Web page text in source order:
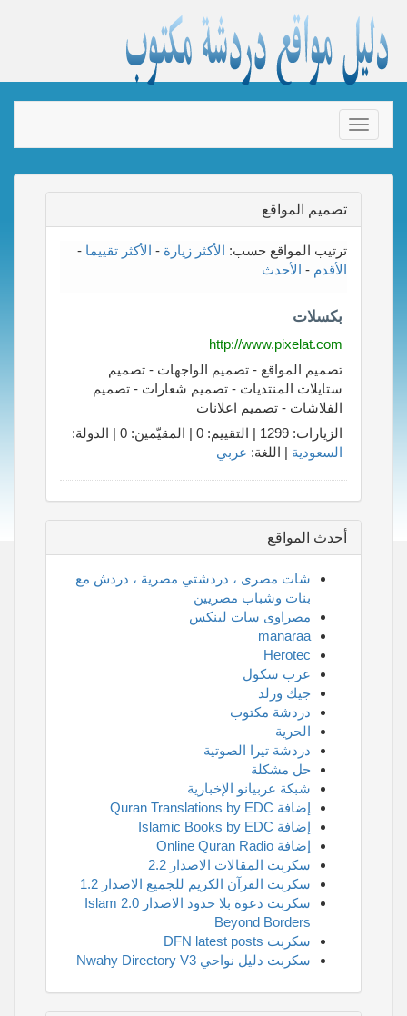
Toggle
navigation
تصميم المواقع
ترتيب المواقع حسب: الأكثر زيارة - الأكثر تقييما -
الأقدم - الأحدث
بكسلات
http://www.pixelat.com
تصميم المواقع - تصميم الواجهات - تصميم
ستايلات المنتديات - تصميم شعارات - تصميم
الفلاشات - تصميم اعلانات
الزيارات: 1299 | التقييم: 0 | المقيّمين: 0 | الدولة:
السعودية | اللغة: عربي
أحدث المواقع
شات مصرى ، دردشتي مصرية ، دردش مع
بنات وشباب مصريين
مصراوى سات لينكس
manaraa
Herotec
عرب سكول
جيك ورلد
دردشة مكتوب
الحرية
دردشة تيرا الصوتية
حل مشكلة
شبكة عربيانو الإخبارية
إضافة Quran Translations by EDC
إضافة Islamic Books by EDC
إضافة Online Quran Radio
سكربت المقالات الاصدار 2.2
سكربت القرآن الكريم للجميع الاصدار 1.2
سكربت دعوة بلا حدود الاصدار 2.0 Islam
Beyond Borders
سكربت DFN latest posts
سكربت دليل نواحي Nwahy Directory V3